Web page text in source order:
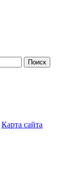
Карта сайта